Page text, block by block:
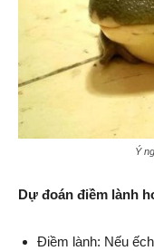
Ý
Dự đoán điềm lành
Điềm lành: Nếu